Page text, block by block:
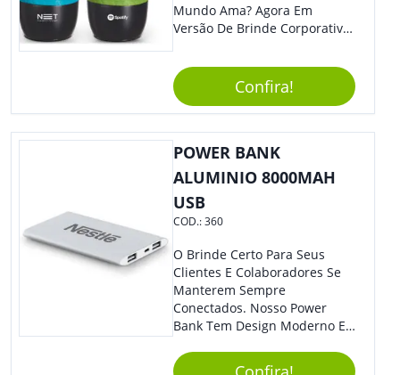
Mundo Ama? Agora Em
Versão De Brinde Corporativo
Sua Marca Com Muito Estilo E
Acrescentar Ainda Mais
Praticidade À Eventos E Feiras
De Exposição.
Confira!
POWER BANK
ALUMINIO 8000MAH
USB
COD.:360
O Brinde Certo Para Seus
Clientes E Colaboradores Se
Manterem Sempre
Conectados. Nosso Power
Bank Tem Design Moderno E
Na Bolsa Ou Na Mochila.